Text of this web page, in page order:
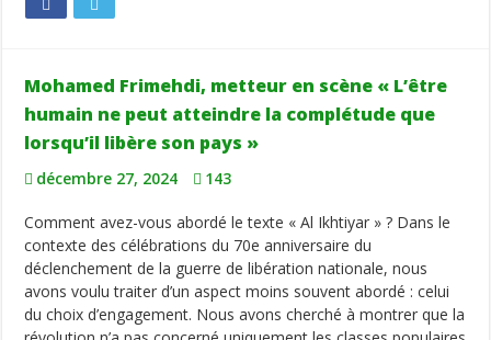
Mohamed Frimehdi, metteur en scène « L’être
humain ne peut atteindre la complétude que
lorsqu’il libère son pays »
décembre 27, 2024 143
Comment avez-vous abordé le texte « Al Ikhtiyar » ? Dans le
contexte des célébrations du 70e anniversaire du
déclenchement de la guerre de libération nationale, nous
avons voulu traiter d’un aspect moins souvent abordé : celui
du choix d’engagement. Nous avons cherché à montrer que la